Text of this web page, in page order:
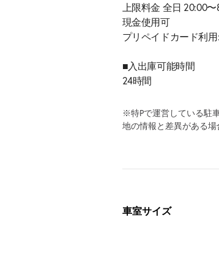
上限料金 全日 20:00
現金使用可
プリペイドカード利
■入出庫可能時間
24時間
※特Pで運営している駐
地の情報と差異がある場
車室サイズ